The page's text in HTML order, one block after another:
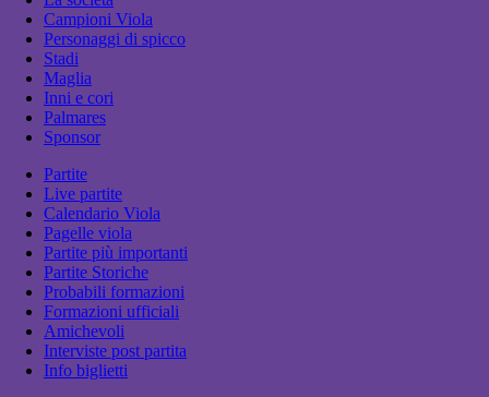
Campioni Viola
Personaggi di spicco
Stadi
Maglia
Inni e cori
Palmares
Sponsor
Partite
Live partite
Calendario Viola
Pagelle viola
Partite più importanti
Partite Storiche
Probabili formazioni
Formazioni ufficiali
Amichevoli
Interviste post partita
Info biglietti